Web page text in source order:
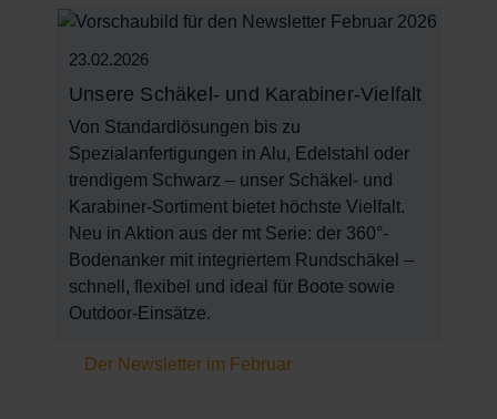
23.02.2026
Unsere Schäkel- und Karabiner-Vielfalt
Von Standardlösungen bis zu
Spezialanfertigungen in Alu, Edelstahl oder
trendigem Schwarz – unser Schäkel- und
Karabiner-Sortiment bietet höchste Vielfalt.
Neu in Aktion aus der mt Serie: der 360°-
Bodenanker mit integriertem Rundschäkel –
schnell, flexibel und ideal für Boote sowie
Outdoor-Einsätze.
Der Newsletter im Februar